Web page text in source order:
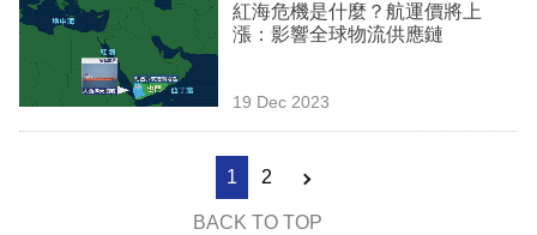
紅海危機是什麼？航運價將上
漲：影響全球物流供應鏈
19 Dec 2023
1 2
BACK TO TOP